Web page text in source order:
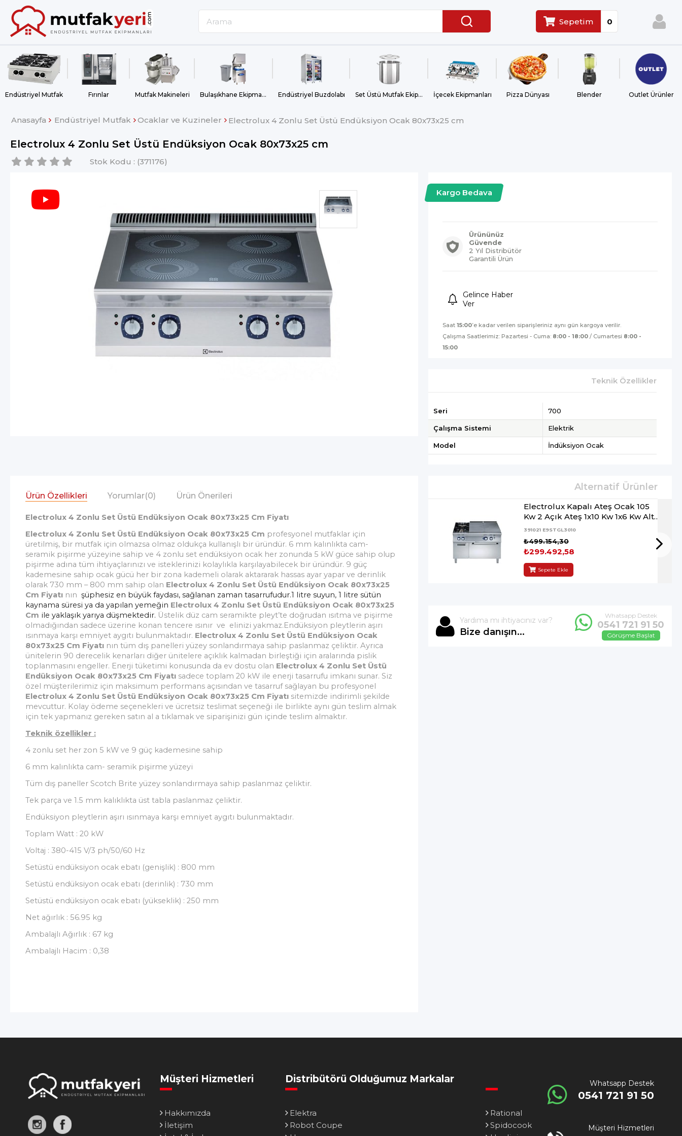
Sepetim 0
Endüstriyel Mutfak Fırınlar Mutfak Makineleri Bulaşıkhane Ekipmanları Endüstriyel Buzdolabı Set Üstü Mutfak Ekipmanları İçecek Ekipmanları Pizza Dünyası Blender Outlet Ürünler
Anasayfa Endüstriyel Mutfak Ocaklar ve Kuzineler Electrolux 4 Zonlu Set Üstü Endüksiyon Ocak 80x73x25 cm
Electrolux 4 Zonlu Set Üstü Endüksiyon Ocak 80x73x25 cm
Stok Kodu (371176)
Kargo Bedava
Ürününüz
Güvende
2 Yıl Distribütör
Garantili Ürün
Gelince Haber
Ver
Saat 15:00’e kadar verilen siparişleriniz aynı gün kargoya verilir.
Çalışma Saatlerimiz: Pazartesi - Cuma: 8:00 - 18:00 / Cumartesi 8:00 -
15:00
Teknik Özellikler
Seri 700
Çalışma Sistemi Elektrik
Model İndüksiyon Ocak
Electrolux Kapalı Ateş Ocak 105
Kw 2 Açık Ateş 1x10 Kw 1x6 Kw Altı
Gazlı Fırın 85 Kw ve Dolaplı
120*93*85 cm
391021 E9STGL3010
₺299.492,58
₺499.154,30
Sepete Ekle
Ürün Özellikleri Yorumlar(0) Ürün Önerileri
Electrolux 4 Zonlu Set Üstü Endüksiyon Ocak 80x73x25 Cm Fiyatı
Electrolux 4 Zonlu Set Üstü Endüksiyon Ocak 80x73x25 Cm profesyonel mutfaklar için
üretilmiş, bir mutfak için olmazsa olmaz oldukça kullanışlı bir üründür. 6 mm kalınlıkta cam-
seramik pişirme yüzeyine sahip ve 4 zonlu set endüksiyon ocak her zonunda 5 kW güce sahip olup
pişirme adına tüm ihtiyaçlarınızı ve isteklerinizi kolaylıkla karşılayabilecek bir üründür. 9 güç
kademesine sahip ocak gücü her bir zona kademeli olarak aktararak hassas ayar yapar ve derinlik
olarak 730 mm – 800 mm sahip olan Electrolux 4 Zonlu Set Üstü Endüksiyon Ocak 80x73x25
Cm Fiyatı nın şüphesiz en büyük faydası, sağlanan zaman tasarrufudur.1 litre suyun, 1 litre sütün
kaynama süresi ya da yapılan yemeğin Electrolux 4 Zonlu Set Üstü Endüksiyon Ocak 80x73x25
Cm ile yaklaşık yarıya düşmektedir. Üstelik düz cam seramikte pleyt’te doğrudan ısıtma ve pişirme
olmadığından sadece üzerine konan tencere ısınır ve elinizi yakmaz.Endüksiyon pleytlerin aşırı
ısınmaya karşı emniyet aygıtı bulunmaktadır. Electrolux 4 Zonlu Set Üstü Endüksiyon Ocak
80x73x25 Cm Fiyatı nın tüm dış panelleri yüzey sonlandırmaya sahip paslanmaz çeliktir. Ayrıca
ünitelerin 90 derecelik kenarları diğer ünitelere açıklık kalmadan birleştiği için aralarında pislik
toplanmasını engeller. Enerji tüketimi konusunda da ev dostu olan Electrolux 4 Zonlu Set Üstü
Endüksiyon Ocak 80x73x25 Cm Fiyatı sadece toplam 20 kW ile enerji tasarrufu imkanı sunar. Siz
özel müşterilerimiz için maksimum performans açısından ve tasarruf sağlayan bu profesyonel
Electrolux 4 Zonlu Set Üstü Endüksiyon Ocak 80x73x25 Cm Fiyatı sitemizde indirimli şekilde
mevcuttur. Kolay ödeme seçenekleri ve ücretsiz teslimat seçeneği ile birlikte aynı gün teslim almak
için tek yapmanız gereken satın al a tıklamak ve siparişinizi gün içinde teslim almaktır.
Teknik özellikler :
4 zonlu set her zon 5 kW ve 9 güç kademesine sahip
6 mm kalınlıkta cam- seramik pişirme yüzeyi
Tüm dış paneller Scotch Brite yüzey sonlandırmaya sahip paslanmaz çeliktir.
Tek parça ve 1.5 mm kalıklıkta üst tabla paslanmaz çeliktir.
Endüksiyon pleytlerin aşırı ısınmaya karşı emniyet aygıtı bulunmaktadır.
Toplam Watt : 20 kW
Voltaj : 380-415 V/3 ph/50/60 Hz
Setüstü endüksiyon ocak ebatı (genişlik) : 800 mm
Setüstü endüksiyon ocak ebatı (derinlik) : 730 mm
Setüstü endüksiyon ocak ebatı (yükseklik) : 250 mm
Net ağırlık : 56.95 kg
Ambalajlı Ağırlık : 67 kg
Ambalajlı Hacim : 0,38
Yardıma mı ihtiyacınız var?
Bize danışın...
Whatsapp Destek
0541 721 91 50
Görüşme Başlat
Müşteri Hizmetleri
Hakkımızda
İletişim
Distribütörü Olduğumuz Markalar
Elektra
Robot Coupe
Rational
Spidocook
Whatsapp Destek
0541 721 91 50
Müşteri Hizmetleri